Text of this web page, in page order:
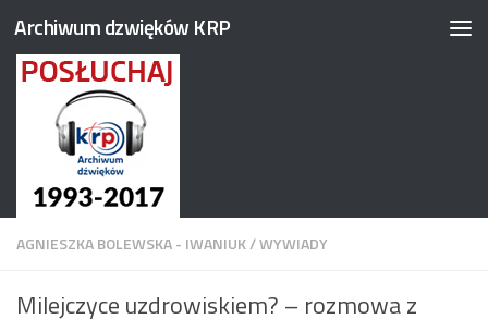
Przejdź do treści
Archiwum dzwięków KRP
AGNIESZKA BOLEWSKA - IWANIUK/WYWIADY
Milejczyce uzdrowiskiem? – rozmowa z